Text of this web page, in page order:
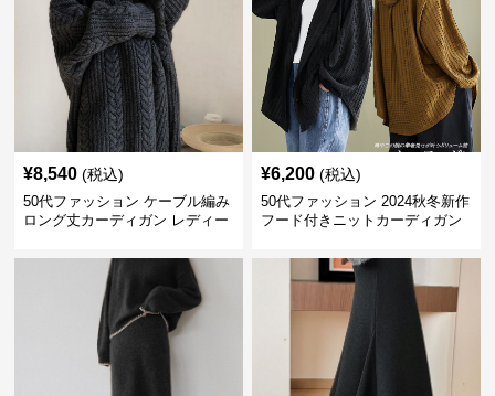
¥8,540 (税込)
50代ファッション ケーブル編み
ロング丈カーディガン レディー
¥6,200 (税込)
50代ファッション 2024秋冬新作
フード付きニットカーディガン